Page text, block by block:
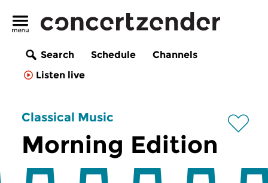
Search Schedule
Channels
Listen live
Classical Music
Morning Edition